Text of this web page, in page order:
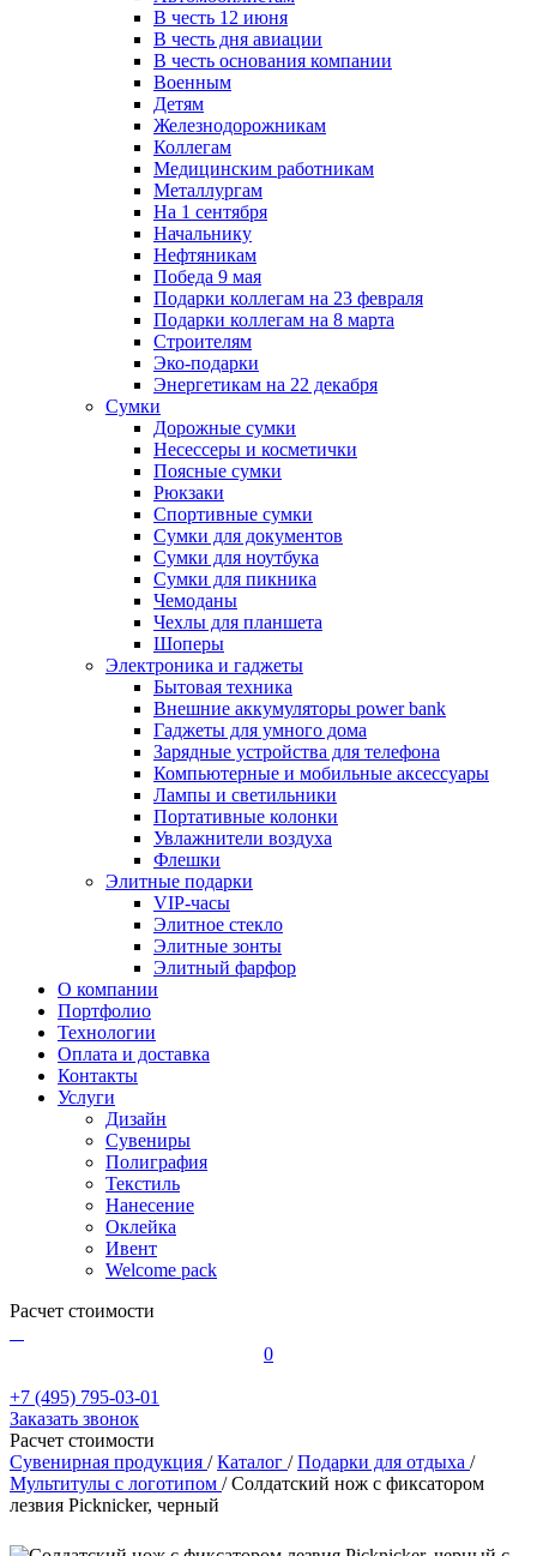
В честь 12 июня
В честь дня авиации
В честь основания компании
Военным
Детям
Железнодорожникам
Коллегам
Медицинским работникам
Металлургам
На 1 сентября
Начальнику
Нефтяникам
Победа 9 мая
Подарки коллегам на 23 февраля
Подарки коллегам на 8 марта
Строителям
Эко-подарки
Энергетикам на 22 декабря
Сумки
Дорожные сумки
Несессеры и косметички
Поясные сумки
Рюкзаки
Спортивные сумки
Сумки для документов
Сумки для ноутбука
Сумки для пикника
Чемоданы
Чехлы для планшета
Шоперы
Электроника и гаджеты
Бытовая техника
Внешние аккумуляторы power bank
Гаджеты для умного дома
Зарядные устройства для телефона
Компьютерные и мобильные аксессуары
Лампы и светильники
Портативные колонки
Увлажнители воздуха
Флешки
Элитные подарки
VIP-часы
Элитное стекло
Элитные зонты
Элитный фарфор
О компании
Портфолио
Технологии
Оплата и доставка
Контакты
Услуги
Дизайн
Сувениры
Полиграфия
Текстиль
Нанесение
Оклейка
Ивент
Welcome pack
Расчет стоимости
0
+7 (495) 795-03-01
Заказать звонок
Расчет стоимости
Сувенирная продукция / Каталог / Подарки для отдыха /
Мультитулы с логотипом / Солдатский нож с фиксатором
лезвия Picknicker, черный